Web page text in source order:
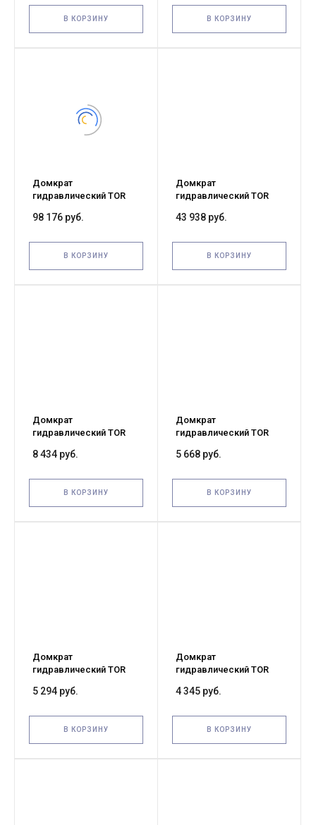
В КОРЗИНУ В КОРЗИНУ
Домкрат
гидравлический TOR
98 176 руб.
В КОРЗИНУ
Домкрат
гидравлический TOR
43 938 руб.
В КОРЗИНУ
Домкрат
гидравлический TOR
8 434 руб.
В КОРЗИНУ
Домкрат
гидравлический TOR
5 668 руб.
В КОРЗИНУ
Домкрат
гидравлический TOR
5 294 руб.
В КОРЗИНУ
Домкрат
гидравлический TOR
4 345 руб.
В КОРЗИНУ